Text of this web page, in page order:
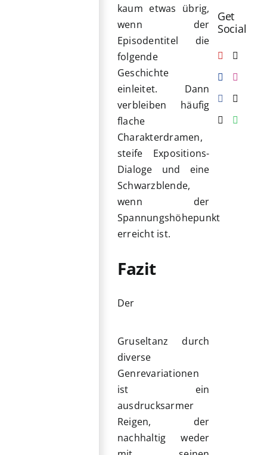
kaum etwas übrig,
wenn der
Episodentitel die
folgende
Geschichte
einleitet. Dann
verbleiben häufig
flache
Charakterdramen,
steife Expositions-
Dialoge und eine
Schwarzblende,
wenn der
Spannungshöhepunkt
erreicht ist.
Fazit
Der
Gruseltanz durch
diverse
Genrevariationen
ist ein
ausdrucksarmer
Reigen, der
nachhaltig weder
Get
Social